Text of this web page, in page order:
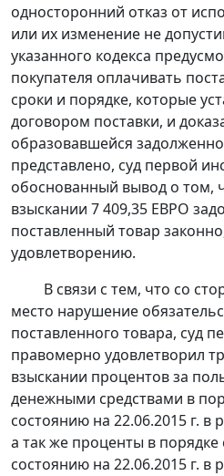
односторонний отказ от
или их изменение не
указанного кодекса
покупателя оплачивать
сроки и порядке, которые
договором поставки, и
образовавшейся
представлено, суд первой
обоснованный вывод о том,
взыскании 7 409,35 ЕВРО
поставленный товар
удовлетворению.
В связи с тем, что со
место нарушение
поставленного товара, суд
правомерно удовлетворил
взыскании процентов за
денежными средствами в
состоянию на 22.06.2015 г. в
а так же проценты в порядке
состоянию на 22.06.2015 г. в